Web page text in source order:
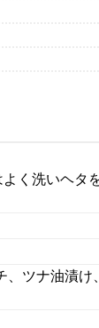
く洗いヘタ
ツナ油漬け